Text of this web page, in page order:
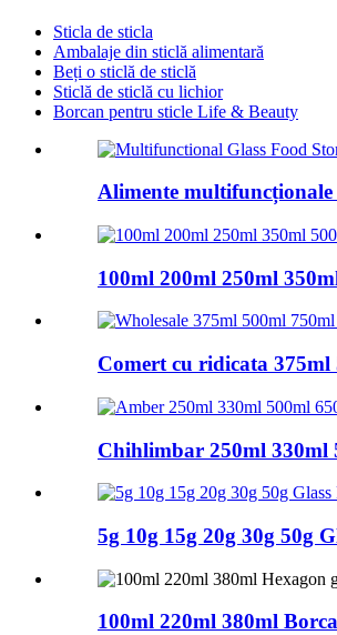
Sticla de sticla
Ambalaje din sticlă alimentară
Beți o sticlă de sticlă
Sticlă de sticlă cu lichior
Borcan pentru sticle Life & Beauty
Alimente multifuncționale
100ml 200ml 250ml
Comert cu ridicata 375ml
Chihlimbar 250ml 330ml
5g 10g 15g 20g 30g 50g
100ml 220ml 380ml